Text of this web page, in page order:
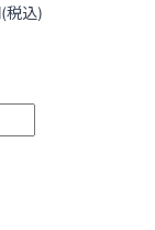
税込)